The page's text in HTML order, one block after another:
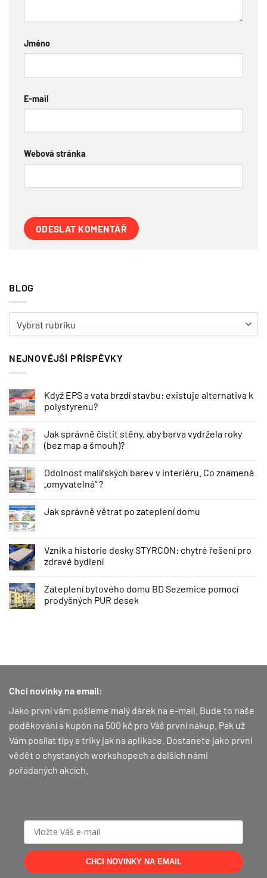
Jméno
E-mail
Webová stránka
BLOG
NEJNOVĚJŠÍ PŘÍSPĚVKY
Když EPS a vata brzdí stavbu: existuje alternativa k
polystyrenu?
Jak správně čistit stěny, aby barva vydržela roky
(bez map a šmouh)?
Odolnost malířských barev v interiéru. Co znamená
„omyvatelná“ ?
Jak správně větrat po zateplení domu
Vznik a historie desky STYRCON: chytré řešení pro
zdravé bydlení
Zateplení bytového domu BD Sezemice pomocí
prodyšných PUR desek
Chci novinky na email:
Jako první vám pošleme malý dárek na e-mail. Bude to naše
poděkování a kupón na 500 kč pro Váš první nákup. Pak už
Vám posílat tipy a triky jak na aplikace. Dostanete jako první
vědět o chystaných workshopech a dalších námi
pořádaných akcích.
CHCI NOVINKY NA EMAIL